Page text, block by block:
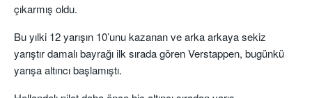
çıkarmış oldu.
Bu yılki 12 yarışın 10’unu kazanan ve arka arkaya sekiz
yarıştır damalı bayrağı ilk sırada gören Verstappen, bugünkü
yarışa altıncı başlamıştı.